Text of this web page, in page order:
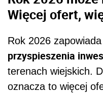
Więcej ofert,
Rok 2026
przyspieszenia
terenach wiejskich.
oznacza to więcej